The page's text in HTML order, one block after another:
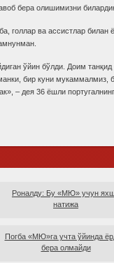
бера олишимизни
голлар ва ассистлар билан
ўйин бўлди. Доим
бир куни мукаммалмиз,
– дея 36 ёшли
Роналду: Бу «МЮ» учун
натижа
Погба «МЮ»га учта ўйинда
бера олмайди